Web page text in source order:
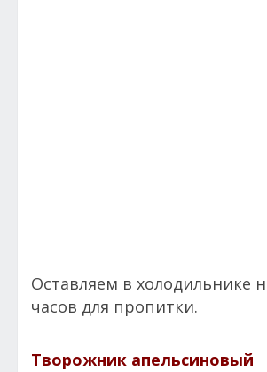
Оставляем в холодильнике
часов для пропитки.
Творожник апельсиновый